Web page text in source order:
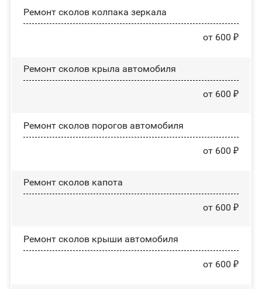
Ремонт сколов колпака зеркала
от 600 ₽
Ремонт сколов крыла автомобиля
от 600 ₽
Ремонт сколов порогов автомобиля
от 600 ₽
Ремонт сколов капота
от 600 ₽
Ремонт сколов крыши автомобиля
от 600 ₽